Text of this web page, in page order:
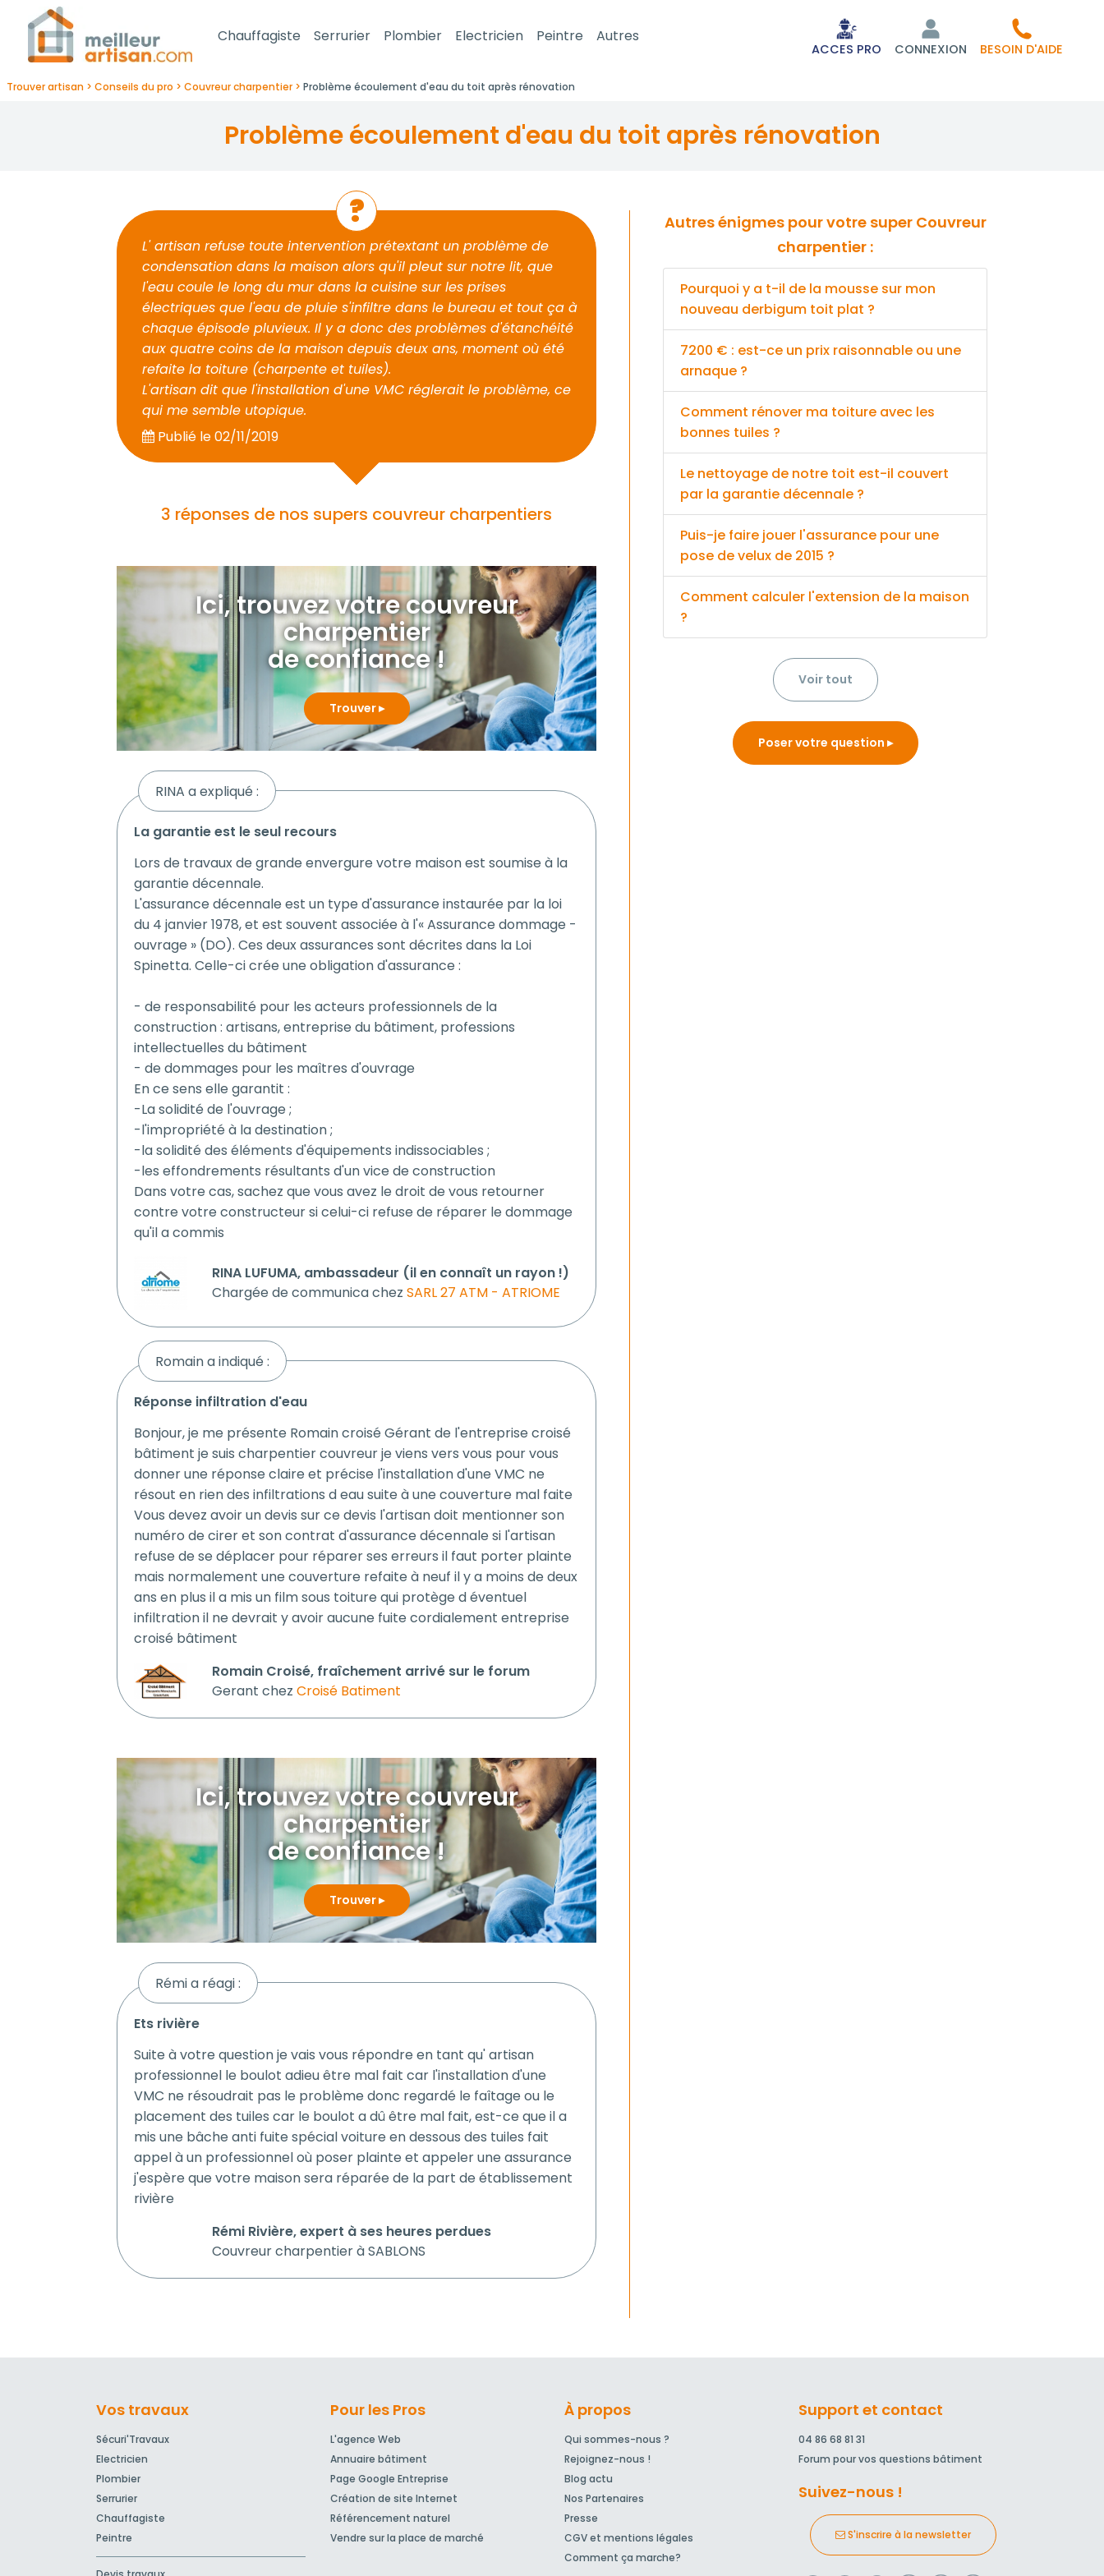
Chauffagiste Serrurier Plombier Electricien Peintre Autres
ACCES PRO CONNEXION BESOIN D'AIDE
Trouver artisan Conseils du pro Couvreur charpentier Problème écoulement d'eau du toit après rénovation
problème écoulement d'eau du toit après rénovation
L' artisan refuse toute intervention prétextant un problème de
condensation dans la maison alors qu'il pleut sur notre lit, que
l'eau coule le long du mur dans la cuisine sur les prises
électriques que l'eau de pluie s'infiltre dans le bureau et tout ça à
chaque épisode pluvieux. Il y a donc des problèmes d'étanchéité
aux quatre coins de la maison depuis deux ans, moment où été
refaite la toiture (charpente et tuiles).
L'artisan dit que l'installation d'une VMC réglerait le problème, ce
qui me semble utopique.
Publié le02/11/2019
3 réponses de nos supers couvreur charpentiers
Ici, trouvez votre couvreur
charpentier
de confiance !
Trouver
RINA a expliqué :
la garantie est le seul recours
Lors de travaux de grande envergure votre maison est soumise à la
garantie décennale.
L'assurance décennale est un type d'assurance instaurée par la loi
du 4 janvier 1978, et est souvent associée à l'« Assurance dommage -
ouvrage » (DO). Ces deux assurances sont décrites dans la Loi
Spinetta. Celle-ci crée une obligation d'assurance :
- de responsabilité pour les acteurs professionnels de la
construction : artisans, entreprise du bâtiment, professions
intellectuelles du bâtiment
- de dommages pour les maîtres d'ouvrage
En ce sens elle garantit :
-La solidité de l'ouvrage ;
-l'impropriété à la destination ;
-la solidité des éléments d'équipements indissociables ;
-les effondrements résultants d'un vice de construction
Dans votre cas, sachez que vous avez le droit de vous retourner
contre votre constructeur si celui-ci refuse de réparer le dommage
qu'il a commis
RINA LUFUMA, ambassadeur (il en connaît un rayon !)
Chargée de communica chezSARL 27 ATM - ATRIOME
Romain a indiqué :
réponse infiltration d'eau
Bonjour, je me présente Romain croisé Gérant de l'entreprise croisé
bâtiment je suis charpentier couvreur je viens vers vous pour vous
donner une réponse claire et précise l'installation d'une VMC ne
résout en rien des infiltrations d eau suite à une couverture mal faite
Vous devez avoir un devis sur ce devis l'artisan doit mentionner son
numéro de cirer et son contrat d'assurance décennale si l'artisan
refuse de se déplacer pour réparer ses erreurs il faut porter plainte
mais normalement une couverture refaite à neuf il y a moins de deux
ans en plus il a mis un film sous toiture qui protège d éventuel
infiltration il ne devrait y avoir aucune fuite cordialement entreprise
croisé bâtiment
Romain Croisé, fraîchement arrivé sur le forum
Gerant chezCroisé Batiment
Ici, trouvez votre couvreur
charpentier
de confiance !
Trouver
Rémi a réagi :
ets rivière
Suite à votre question je vais vous répondre en tant qu' artisan
professionnel le boulot adieu être mal fait car l'installation d'une
VMC ne résoudrait pas le problème donc regardé le faîtage ou le
placement des tuiles car le boulot a dû être mal fait, est-ce que il a
mis une bâche anti fuite spécial voiture en dessous des tuiles fait
appel à un professionnel où poser plainte et appeler une assurance
j'espère que votre maison sera réparée de la part de établissement
rivière
Rémi Rivière, expert à ses heures perdues
Couvreur charpentier à SABLONS
Autres énigmes pour votre super Couvreur
charpentier :
Pourquoi y a t-il de la mousse sur mon
nouveau derbigum toit plat ?
7200 € : est-ce un prix raisonnable ou une
arnaque ?
Comment rénover ma toiture avec les
bonnes tuiles ?
Le nettoyage de notre toit est-il couvert
par la garantie décennale ?
Puis-je faire jouer l'assurance pour une
pose de velux de 2015 ?
Comment calculer l'extension de la maison
?
Voir tout
Poser votre question
Vos travaux
Sécuri'Travaux
Electricien
Plombier
Serrurier
Chauffagiste
Peintre
Pour les Pros
L'agence Web
Annuaire bâtiment
Page Google Entreprise
Création de site Internet
Référencement naturel
Vendre sur la place de marché
À propos
Qui sommes-nous ?
Rejoignez-nous !
Blog actu
Nos Partenaires
Presse
CGV et mentions légales
Comment ça marche?
Support et contact
04 86 68 81 31
Forum pour vos questions bâtiment
Suivez-nous !
S'inscrire à la newsletter